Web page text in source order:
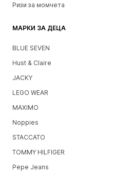
Ризи за момчета
МАРКИ ЗА ДЕЦА
BLUE SEVEN
Hust & Claire
JACKY
LEGO WEAR
MAXIMO
Noppies
STACCATO
TOMMY HILFIGER
Pepe Jeans